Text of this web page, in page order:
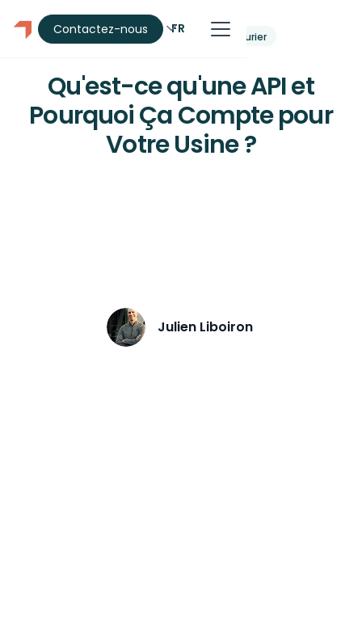
FR
Contactez-nous
Automatisation Manufacturier
Qu'est-ce qu'une API et
Pourquoi Ça Compte pour
Votre Usine ?
Julien Liboiron